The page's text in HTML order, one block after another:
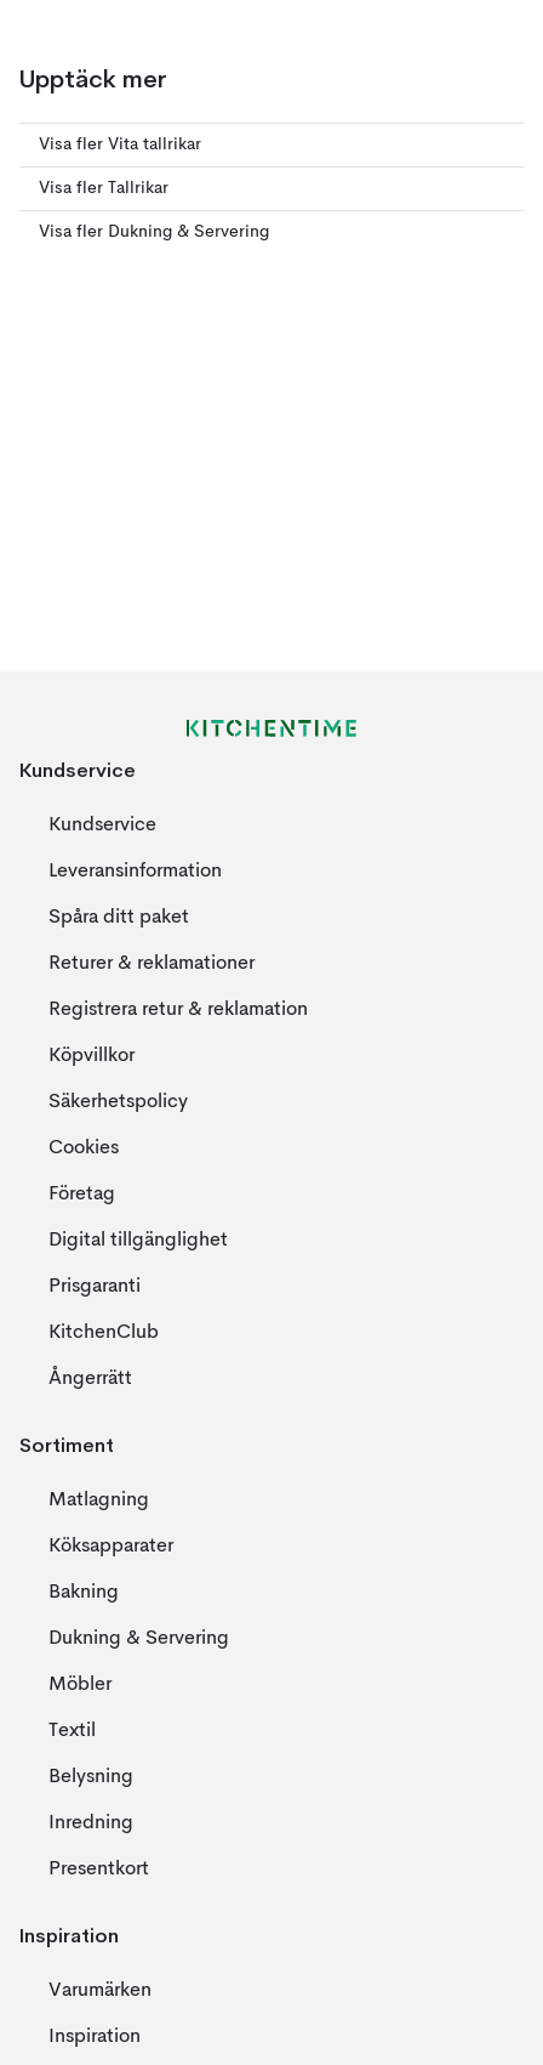
Upptäck mer
Visa fler Vita tallrikar
Visa fler Tallrikar
Visa fler Dukning & Servering
Kundservice
Kundservice
Leveransinformation
Spåra ditt paket
Returer & reklamationer
Registrera retur & reklamation
Köpvillkor
Säkerhetspolicy
Cookies
Företag
Digital tillgänglighet
Prisgaranti
KitchenClub
Ångerrätt
Sortiment
Matlagning
Köksapparater
Bakning
Dukning & Servering
Möbler
Textil
Belysning
Inredning
Presentkort
Inspiration
Varumärken
Inspiration